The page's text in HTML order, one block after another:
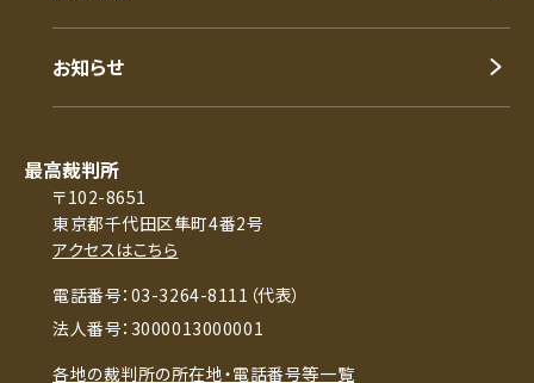
お知らせ
最高裁判所
〒102-8651
東京都千代田区隼町4番2号
アクセスはこちら
電話番号：03-3264-8111（代表）
法人番号：3000013000001
各地の裁判所の所在地・電話番号等一覧